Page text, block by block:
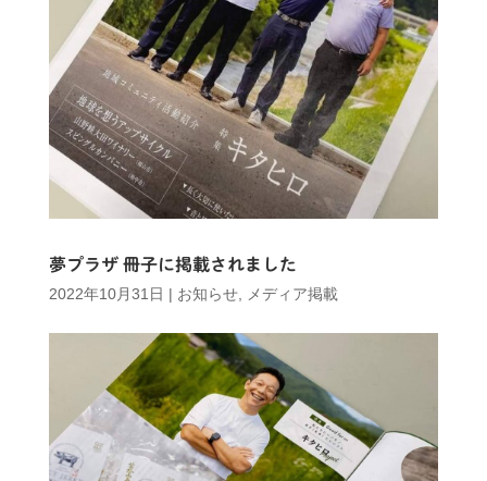
夢プラザ 冊子に掲載されました
2022年10月31日 | お知らせ, メディア掲載